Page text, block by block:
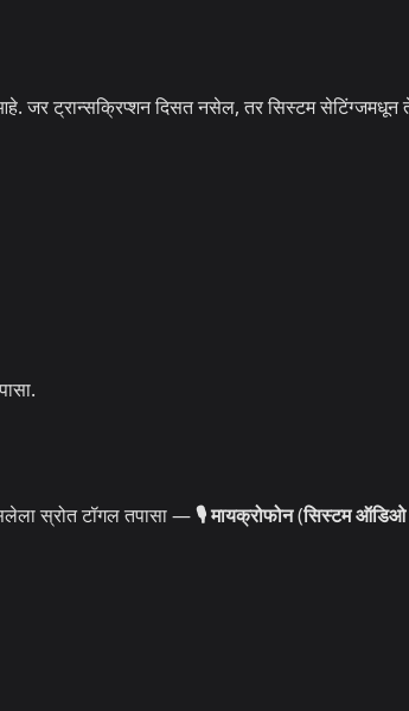
ट्रान्सक्रिप्शन दिसत नसेल, तर सिस्टम सेटिंग्जमधून
स्रोत टॉगल तपासा —🎙️ मायक्रोफोन(सिस्टम ऑडिओ